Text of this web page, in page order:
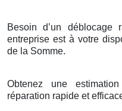
Besoin d’un déblocage
entreprise est à votre
de la Somme.
Obtenez une
réparation rapide et